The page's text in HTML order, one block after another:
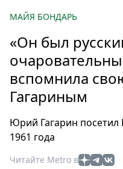
Петербург
Россия
Мир
Здоровье
Еда
Мода
Кино
МАЙЯ БОНДАРЬ
«Он был
вспомнила
Гагариным
Юрий Гагарин
1961 года
Читайте Metro в